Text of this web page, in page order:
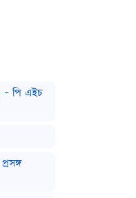
– পি এইচ